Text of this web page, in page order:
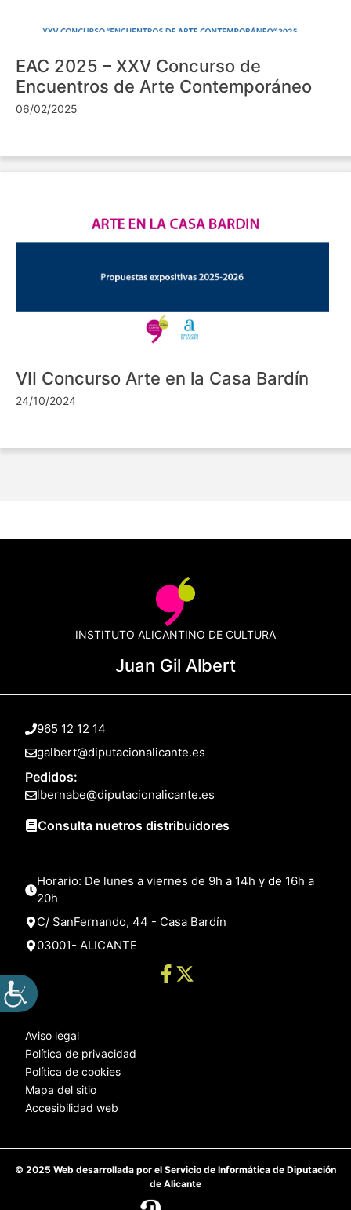
EAC 2025 – XXV Concurso de
Encuentros de Arte Contemporáneo
06/02/2025
VII Concurso Arte en la Casa Bardín
24/10/2024
INSTITUTO ALICANTINO DE CULTURA
Juan Gil Albert
965 12 12 14
galbert@diputacionalicante.es
Pedidos:
lbernabe@diputacionalicante.es
Consulta nuetros distribuidores
Horario: De lunes a viernes de 9h a 14h y de 16h a
20h
C/ SanFernando, 44 - Casa Bardín
03001- ALICANTE
Aviso legal
Política de privacidad
Política de cookies
Mapa del sitio
Accesibilidad web
© 2025 Web desarrollada por el Servicio de Informática de Diputación
de Alicante